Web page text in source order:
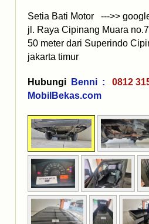
Setia Bati Motor --->>
jl. Raya Cipinang Muara
50 meter dari Superindo
jakarta timur
Hubungi Benni :
0812
MobilBekas.com